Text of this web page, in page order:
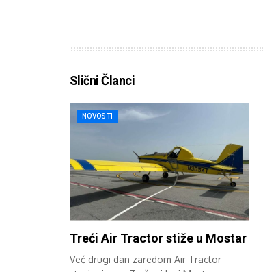
Slični Članci
NOVOSTI
Treći Air Tractor stiže u Mostar
Već drugi dan zaredom Air Tractor